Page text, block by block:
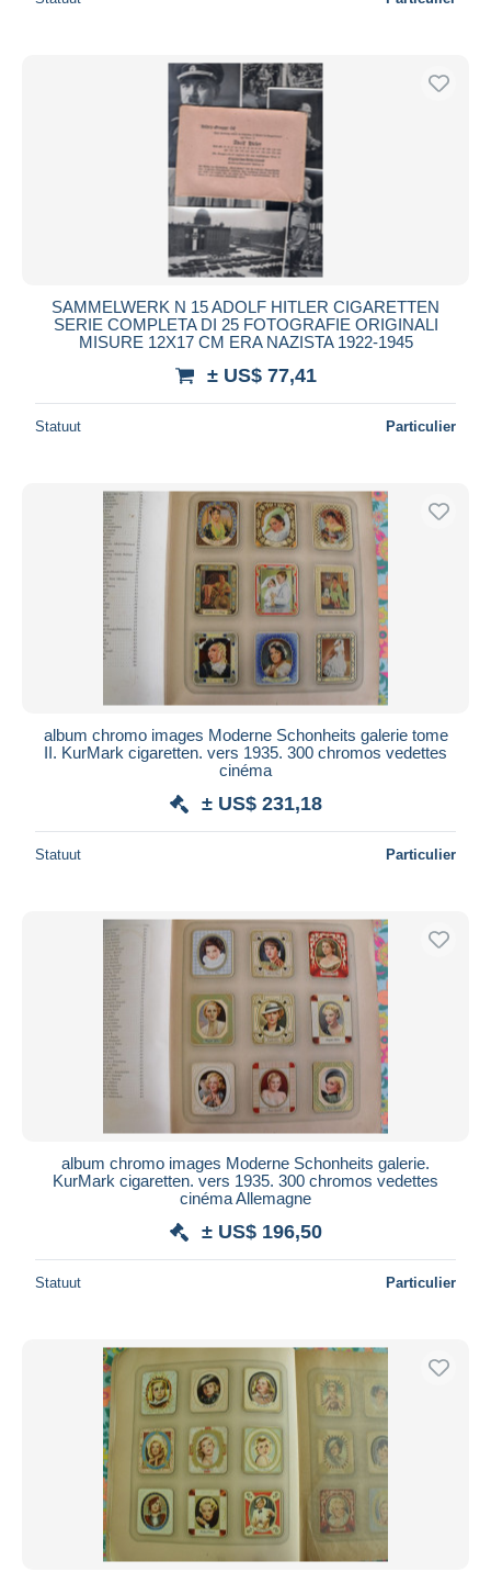
SAMMELWERK N 15 ADOLF HITLER CIGARETTEN
SERIE COMPLETA DI 25 FOTOGRAFIE ORIGINALI
MISURE 12X17 CM ERA NAZISTA 1922-1945
± US$ 77,41
Statuut Particulier
album chromo images Moderne Schonheits galerie tome
II. KurMark cigaretten. vers 1935. 300 chromos vedettes
cinéma
± US$ 231,18
Statuut Particulier
album chromo images Moderne Schonheits galerie.
KurMark cigaretten. vers 1935. 300 chromos vedettes
cinéma Allemagne
± US$ 196,50
Statuut Particulier